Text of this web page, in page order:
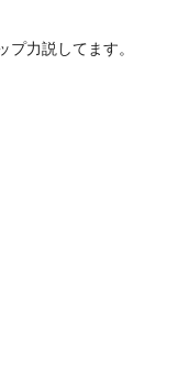
力説してます。